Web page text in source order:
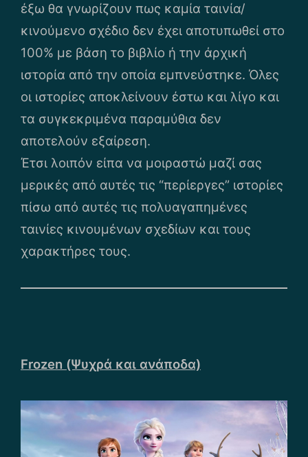
έξω θα γνωρίζουν πως καμία ταινία/
κινούμενο σχέδιο δεν έχει αποτυπωθεί στο
100% με βάση το βιβλίο ή την άρχική
ιστορία από την οποία εμπνεύστηκε. Όλες
οι ιστορίες αποκλείνουν έστω και λίγο και
τα συγκεκριμένα παραμύθια δεν
αποτελούν εξαίρεση.
Έτσι λοιπόν είπα να μοιραστώ μαζί σας
μερικές από αυτές τις “περίεργες” ιστορίες
πίσω από αυτές τις πολυαγαπημένες
ταινίες κινουμένων σχεδίων και τους
χαρακτήρες τους.
Frozen (Ψυχρά και ανάποδα)